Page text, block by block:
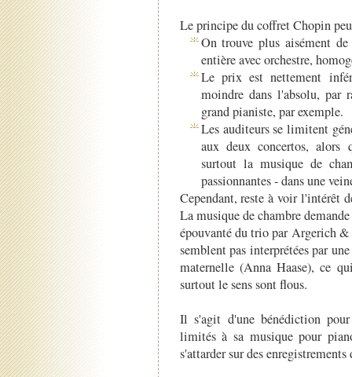
Le principe du coffret Chopin
On trouve plus aisément
entière avec orchestre,
Le prix est nettement
moindre dans l'absolu, par
grand pianiste, par exemple.
Les auditeurs se limitent
aux deux concertos, alors
surtout la musique de
passionnantes - dans une
Cependant, reste à voir l'intérêt
La musique de chambre
épouvanté du trio par Argerich
semblent pas interprétées par
maternelle (Anna Haase), ce
surtout le sens sont flous.
Il s'agit d'une bénédiction
limités à sa musique pour
s'attarder sur des enregistrements